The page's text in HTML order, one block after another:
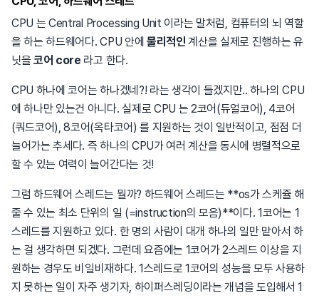
CPU 는 Central Processing Unit 이라는 말처럼, 컴퓨터의 뇌 역할
을 하는 하드웨어다. CPU 안에 물리적인 계산을 실제로 진행하는 유
닛을코어 core 라고 한다.
CPU 하나에 코어는 하나겠네?! 라는 생각이 들겠지만.. 하나의 CPU
에 하나만 있는건 아니다. 실제로 CPU 는 2코어(듀얼코어), 4코어
(쿼드코어), 8코어(옥타코어) 를 지원하는 것이 일반적이고, 점점 더
늘어가는 추세다. 즉 하나의 CPU가 여러 계산을 동시에 병렬적으로
할 수 있는 여력이 늘어간다는 것!
그럼 하드웨어 스레드는 뭘까? 하드웨어 스레드는 **os가 스케쥴 해
줄 수 있는 최소 단위의 일 (=instruction의 모음)**이다. 1코어는 1
스레드를 지원하고 있다. 한 명의 사람이 대개 하나의 일만 맡아서 하
는 걸 생각하면 되겠다. 그런데 요즘에는 1코어가 2스레드 이상을 지
원하는 경우도 비일비재하다. 1스레드로 1코어의 성능을 모두 사용하
지 못하는 일이 자주 생기자, 하이퍼스레딩이라는 개념을 도입해서 1